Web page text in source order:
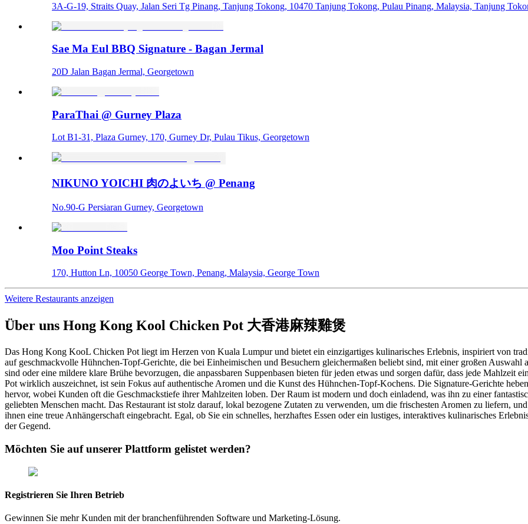
3A-G-19, Straits Quay, Jalan Seri Tg Pinang, Tanjung Tokong, 10470 Tanjung Tokong, Pulau Pinang, Malaysia, Tanjung
Sae Ma Eul BBQ Signature - Bagan Jermal
20D Jalan Bagan Jermal, Georgetown
ParaThai @ Gurney Plaza
Lot B1-31, Plaza Gurney, 170, Gurney Dr, Pulau Tikus, Georgetown
NIKUNO YOICHI 肉のよいち @ Penang
No.90-G Persiaran Gurney, Georgetown
Moo Point Steaks
170, Hutton Ln, 10050 George Town, Penang, Malaysia, George Town
Weitere Restaurants anzeigen
Über uns Hong Kong Kool Chicken Pot 大香港麻辣雞煲
Das Hong Kong KooL Chicken Pot liegt im Herzen von Kuala Lumpur und bietet ein einzigartiges kulinarisches Erlebnis, inspiriert von
auf geschmackvolle Hühnchen-Topf-Gerichte, die bei Einheimischen und Besuchern gleichermaßen beliebt sind, mit einer großen
sind oder eine mildere klare Brühe bevorzugen, die anpassbaren Suppenbasen bieten für jeden etwas und sorgen dafür, dass jede
Pot wirklich auszeichnet, ist sein Fokus auf authentische Aromen und die Kunst des Hühnchen-Topf-Kochens. Die Signature-Gerichte
hervor, wobei Kunden oft die Geschmackstiefe ihrer Mahlzeiten loben. Der Raum ist modern und doch einladend, was ihn zu einer
geliebten Menschen macht. Das Restaurant ist stolz darauf, lokal bezogene Zutaten zu verwenden, um die frischesten Aromen zu liefern,
ihnen eine treue Anhängerschaft eingebracht. Egal, ob Sie ein schnelles, herzhaftes Essen oder ein lustiges, interaktives kulinarisches
der Gegend.
Möchten Sie auf unserer Plattform gelistet werden?
Registrieren Sie Ihren Betrieb
Gewinnen Sie mehr Kunden mit der branchenführenden Software und Marketing-Lösung.